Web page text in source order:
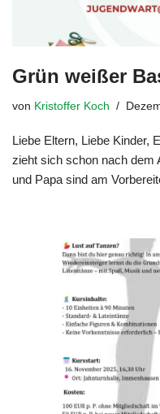
Grün weißer
von Kristoffer Koch
Liebe Eltern, Liebe Kinder,
zieht sich schon nach dem
und Papa sind am